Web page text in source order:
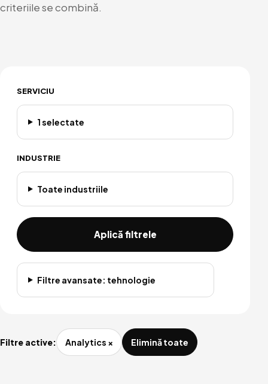
criteriile se combină.
SERVICIU
1 selectate
INDUSTRIE
Toate industriile
Aplică filtrele
Filtre avansate: tehnologie
Filtre active: Analytics × Elimină toate